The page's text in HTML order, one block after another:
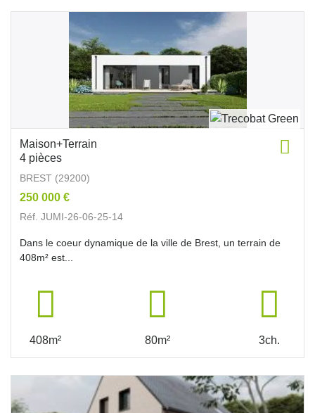
Maison+Terrain
4 pièces
BREST (29200)
250 000 €
Réf. JUMI-26-06-25-14
Dans le coeur dynamique de la ville de Brest, un terrain de
408m² est...
408m² 80m² 3ch.